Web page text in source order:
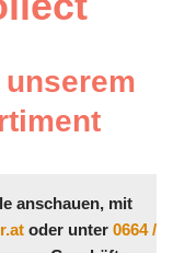
anschauen, mit
oder unter 0664 /